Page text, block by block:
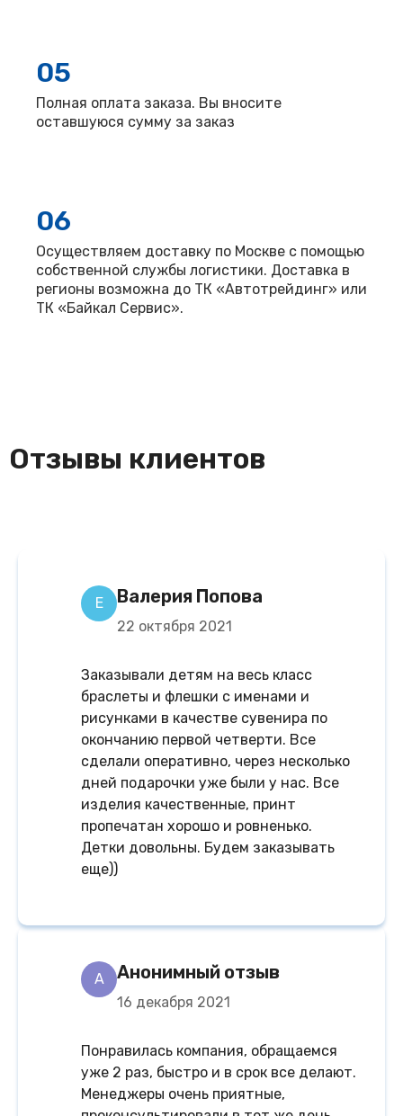
05
Полная оплата заказа. Вы вносите
оставшуюся сумму за заказ
06
Осуществляем доставку по Москве с помощью
собственной службы логистики. Доставка в
регионы возможна до ТК «Автотрейдинг» или
ТК «Байкал Сервис».
Отзывы клиентов
Е Валерия Попова
22 октября 2021
Заказывали детям на весь класс
браслеты и флешки с именами и
рисунками в качестве сувенира по
окончанию первой четверти. Все
сделали оперативно, через несколько
дней подарочки уже были у нас. Все
изделия качественные, принт
пропечатан хорошо и ровненько.
Детки довольны. Будем заказывать
еще))
A Анонимный отзыв
16 декабря 2021
Понравилась компания, обращаемся
уже 2 раз, быстро и в срок все делают.
Менеджеры очень приятные,